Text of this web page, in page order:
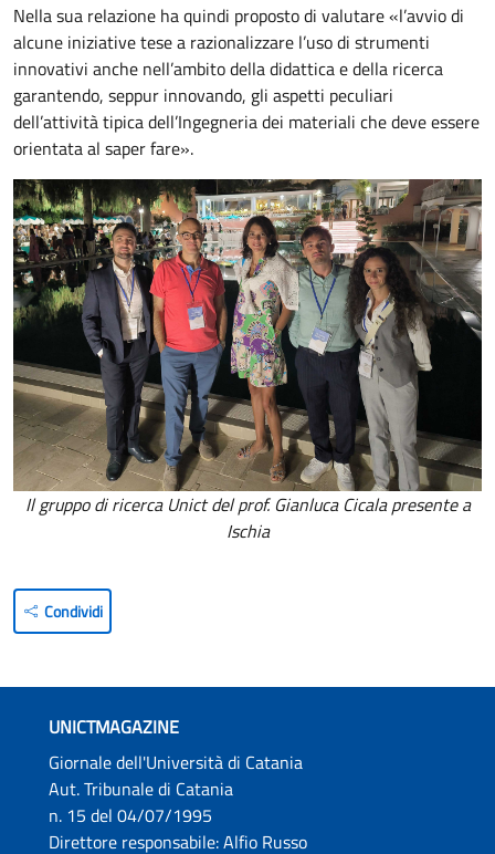
Nella sua relazione ha quindi proposto di valutare «l’avvio di
alcune iniziative tese a razionalizzare l’uso di strumenti
innovativi anche nell’ambito della didattica e della ricerca
garantendo, seppur innovando, gli aspetti peculiari
dell’attività tipica dell’Ingegneria dei materiali che deve essere
orientata al saper fare».
Il gruppo di ricerca Unict del prof. Gianluca Cicala presente a
Ischia
Condividi
UNICTMAGAZINE
Giornale dell'Università di Catania
Aut. Tribunale di Catania
n. 15 del 04/07/1995
Direttore responsabile: Alfio Russo